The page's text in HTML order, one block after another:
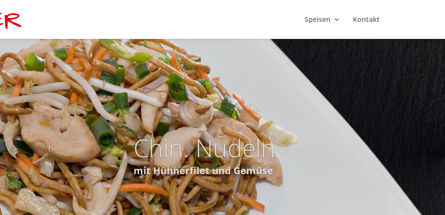
Speisen Kontakt
Chop-Suey Vegan
veg. mit Gemüse